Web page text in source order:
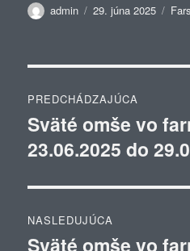
Autor
admin Publikované
29. júna 2025
v
článku
PREDCHÁDZAJÚCA
Predchádzajúci
článok:
Sväté omše vo
23.06.2025 do
NASLEDUJÚCA
Ďalší
Sväté omše vo